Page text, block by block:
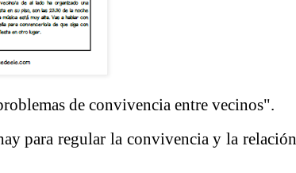
de convivencia entre vecinos".
para regular la convivencia y la relación